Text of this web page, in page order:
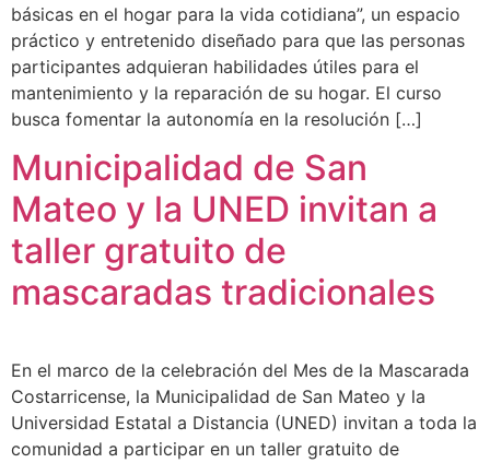
básicas en el hogar para la vida cotidiana”, un espacio
práctico y entretenido diseñado para que las personas
participantes adquieran habilidades útiles para el
mantenimiento y la reparación de su hogar. El curso
busca fomentar la autonomía en la resolución […]
Municipalidad de San
Mateo y la UNED invitan a
taller gratuito de
mascaradas tradicionales
En el marco de la celebración del Mes de la Mascarada
Costarricense, la Municipalidad de San Mateo y la
Universidad Estatal a Distancia (UNED) invitan a toda la
comunidad a participar en un taller gratuito de